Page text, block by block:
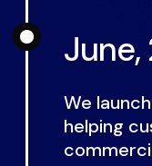
We
helping